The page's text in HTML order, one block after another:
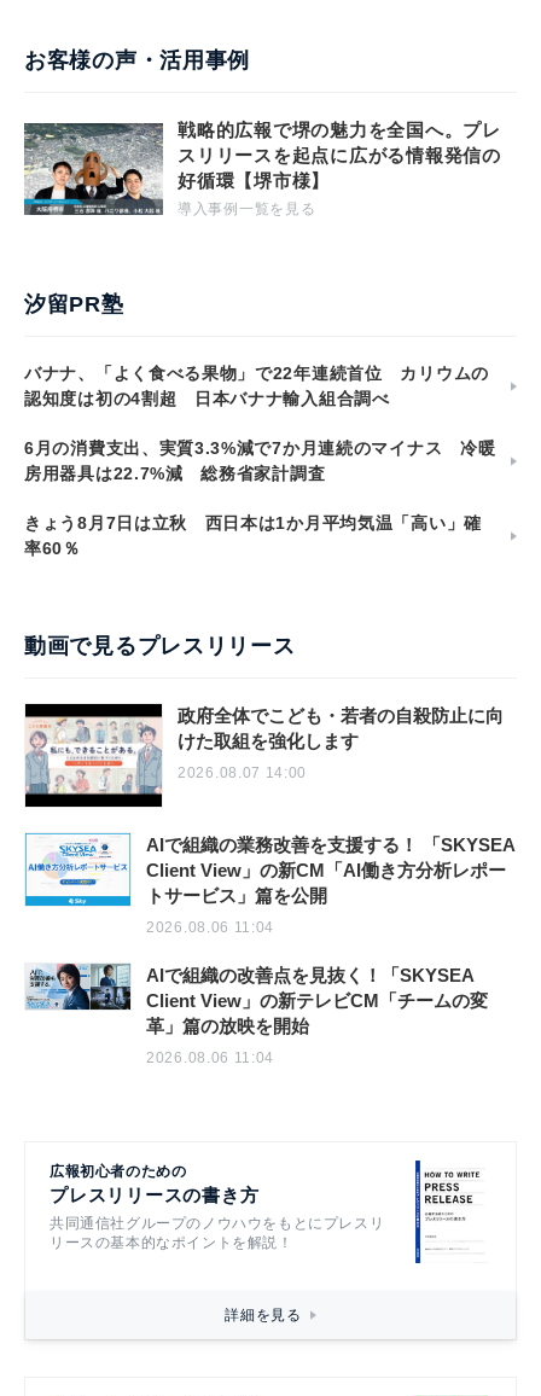
お客様の声・活用事例
戦略的広報で堺の魅力を全国へ。プレ
スリリースを起点に広がる情報発信の
好循環【堺市様】
導入事例一覧を見る
汐留PR塾
バナナ、「よく食べる果物」で22年連続首位 カリウムの
認知度は初の4割超 日本バナナ輸入組合調べ
6月の消費支出、実質3.3%減で7か月連続のマイナス 冷暖
房用器具は22.7%減 総務省家計調査
きょう8月7日は立秋 西日本は1か月平均気温「高い」確
率60％
動画で見るプレスリリース
政府全体でこども・若者の自殺防止に向
けた取組を強化します
2026.08.07 14:00
AIで組織の業務改善を支援する！ 「SKYSEA
Client View」の新CM「AI働き方分析レポー
トサービス」篇を公開
2026.08.06 11:04
AIで組織の改善点を見抜く！「SKYSEA
Client View」の新テレビCM「チームの変
革」篇の放映を開始
2026.08.06 11:04
広報初心者のための
プレスリリースの書き方
共同通信社グループのノウハウをもとにプレスリ
リースの基本的なポイントを解説！
詳細を見る